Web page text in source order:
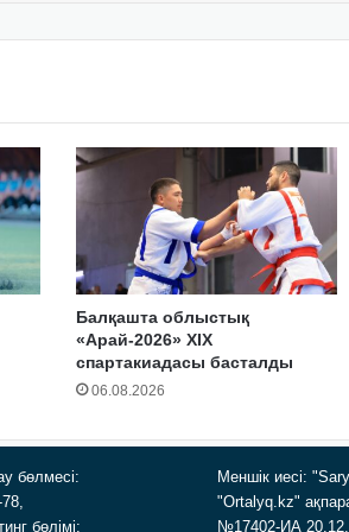
Балқашта облыстық
«Арай-2026» XIX
спартакиадасы басталды
06.08.2026
бөлмесі:
бөлімі:
Меншік иесі:
"Ortalyq.kz"
№17402-ИА